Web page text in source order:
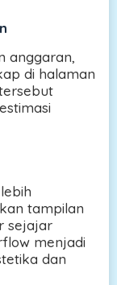
anggaran,
di halaman
tampilan
sejajar
menjadi
dan